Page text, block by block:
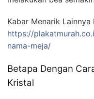
Kabar Menarik Lainnya
https://
nama-meja/
Betapa Dengan
Kristal